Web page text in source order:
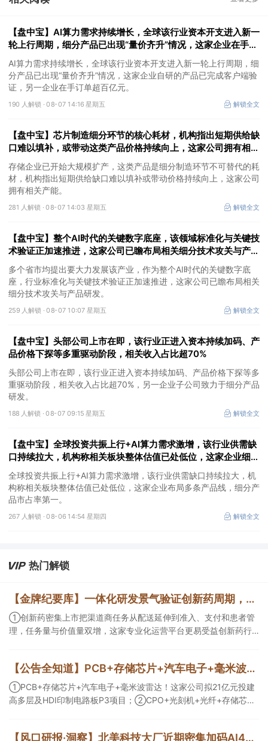
【盘中宝】AI算力需求持续增长，全球该行业资本开支进入新一
轮上行周期，细分产品已出现“量价齐升”情况，这家企业在手订
单超百亿元
AI算力需求持续增长，全球该行业资本开支进入新一轮上行周期，细
分产品已出现“量价齐升”情况，这家企业自研的产品已完成客户端验
证，另一企业在手订单超百亿元。
190 人解锁 ·08-07 14:16 星期五 解锁全文
【盘中宝】芯片制造细分环节的核心耗材，机构指出短期供给缺
口难以填补，或带动这类产品价格持续向上，这家公司拥有相关
产能
存储企业已开始大规模扩产，这类产品是细分制造环节不可替代的耗
材，机构指出短期供给缺口难以填补或带动价格持续向上，这家公司
拥有相关产能。
281 人解锁 ·08-07 14:03 星期五 解锁全文
【盘中宝】整个AI时代的关键数字底座，该领域标准化与关键技
术验证正加速推进，这家公司已瞻布局相关细分技术攻关与产品
研发
多个省市均提出要大力发展该产业，作为整个AI时代的关键数字底
座，行业标准化与关键技术验证正加速推进，这家公司已瞻布局相关
细分技术攻关与产品研发。
259 人解锁 ·08-07 10:07 星期五 解锁全文
【盘中宝】头部公司上市在即，该行业正进入资本持续加码、产
品价格下探等多重驱动阶段，相关收入占比超70%
头部公司上市在即，该行业正进入资本持续加码、产品价格下探等多
重驱动阶段，相关收入占比超70%，另一企业子公司致力于细分产品
研发。
188 人解锁 ·08-07 09:15 星期五 解锁全文
【盘中宝】全球投资共振上行+AI算力需求激增，该行业供需缺
口持续拉大，机构称相关板块整体估值已处低位，这家企业细分
产品市占率第一
全球投资共振上行+AI算力需求激增，该行业供需缺口持续拉大，机
构称相关板块整体估值已处低位，这家企业布局多条产品线，细分产
品市占率第一。
267 人解锁 ·08-06 14:54 星期四 解锁全文
热门解锁
【金牌纪要库】一体化研发景气验证创新药周期，商业渠道与AI科研设备同步扩容
①创新药密集上市把渠道商任务从配送延伸到准入、支付和患者管
理，任务量与价值量双增，这家专业化运营平台更易受益创新药行
研发会带动数据生产与分析设备、生物工艺与制药装备等需求，管
线推进后这一类企业会随产业节奏随后受益。
【公告全知道】PCB+存储芯片+汽车电子+毫米波雷达！公司拟21亿元投建高多层及HDI印制电路板P3项目
①PCB+存储芯片+汽车电子+毫米波雷达！这家公司拟21亿元投建
高多层及HDI印制电路板P3项目；②CPO+光刻机+光纤+存储芯
【风口研报·洞察】北美科技大厂近期密集加码AI4S，分析师看好上游药物早研产业链成为“卖铲层”，或率先受益于模型训练带来的需求井喷；寻找AI错杀环节与筹码结构改善方向